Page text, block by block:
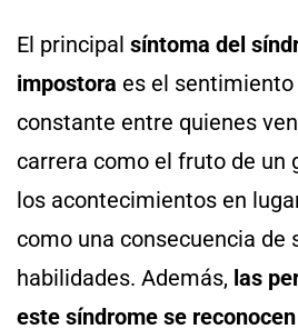
El principal síntoma del
impostora es el sentimiento
constante entre quienes
carrera como el fruto de un
los acontecimientos en
como una consecuencia de
habilidades. Además, las
este síndrome se